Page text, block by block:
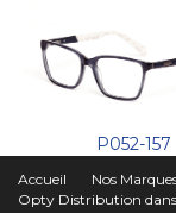
P052-157
Accueil Nos
Opty Distribution